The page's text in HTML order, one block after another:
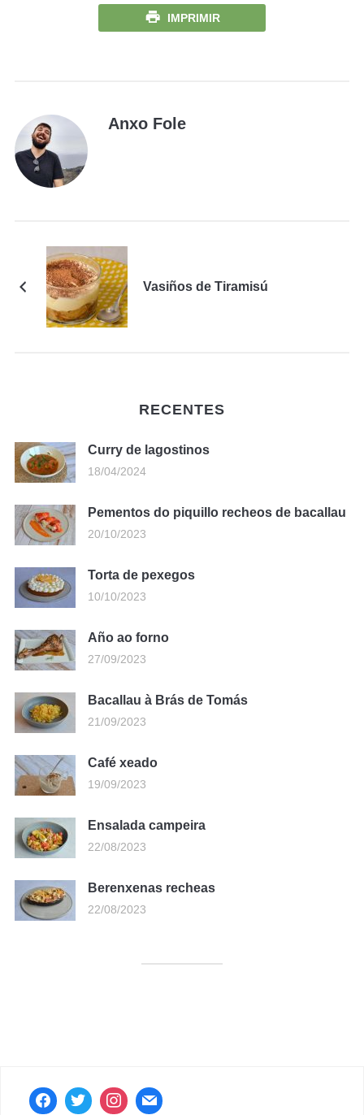
IMPRIMIR
Anxo Fole
Vasiños de Tiramisú
RECENTES
Curry de lagostinos
18/04/2024
Pementos do piquillo recheos de bacallau
20/10/2023
Torta de pexegos
10/10/2023
Año ao forno
27/09/2023
Bacallau à Brás de Tomás
21/09/2023
Café xeado
19/09/2023
Ensalada campeira
22/08/2023
Berenxenas recheas
22/08/2023